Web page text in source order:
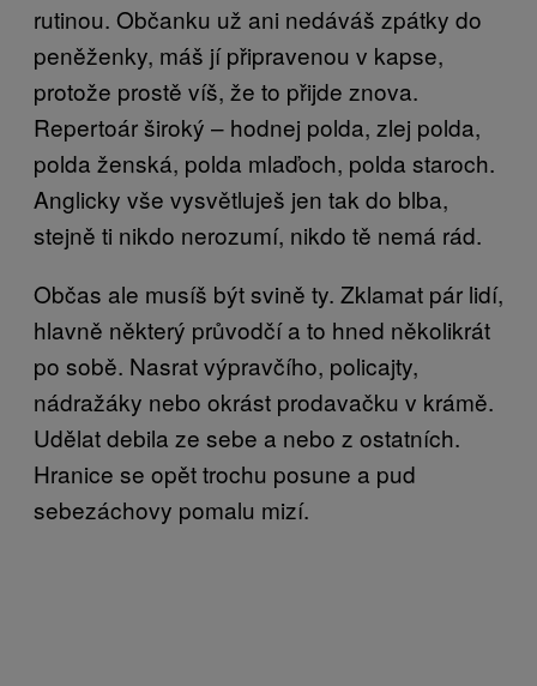
rutinou. Občanku už ani nedáváš zpátky do
peněženky, máš jí připravenou v kapse,
protože prostě víš, že to přijde znova.
Repertoár široký – hodnej polda, zlej polda,
polda ženská, polda mlaďoch, polda staroch.
Anglicky vše vysvětluješ jen tak do blba,
stejně ti nikdo nerozumí, nikdo tě nemá rád.
Občas ale musíš být svině ty. Zklamat pár lidí,
hlavně některý průvodčí a to hned několikrát
po sobě. Nasrat výpravčího, policajty,
nádražáky nebo okrást prodavačku v krámě.
Udělat debila ze sebe a nebo z ostatních.
Hranice se opět trochu posune a pud
sebezáchovy pomalu mizí.